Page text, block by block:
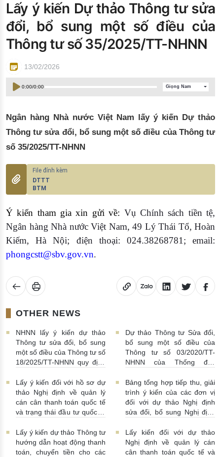
Đào tạo ISO
Lấy ý kiến Dự thảo Thông tư sửa
đổi, bổ sung một số điều của
Thông tư số 35/2025/TT-NHNN
13/02/2026
0:00/0:00 Giọng Nam
Ngân hàng Nhà nước Việt Nam lấy ý kiến Dự thảo
Thông tư sửa đổi, bổ sung một số điều của Thông tư
số 35/2025/TT-NHNN
DTTT
BTM
Ý kiến tham gia xin gửi về: Vụ Chính sách tiền tệ,
Ngân hàng Nhà nước Việt Nam, 49 Lý Thái Tổ, Hoàn
Kiếm, Hà Nội; điện thoại: 024.38268781; email:
phongcstt@sbv.gov.vn.
OTHER NEWS
NHNN lấy ý kiến dự thảo
Thông tư sửa đổi, bổ sung
một số điều của Thông tư số
18/2025/TT-NHNN quy định
sẻ thông tin của Hệ thống
thông tin phục vụ công tác
giám sát hoạt động QTDND
và tổ chức TCVM
Dự thảo Thông tư Sửa đổi,
bổ sung một số điều của
Thông tư số 03/2020/TT-
NHNN của Thống đốc
tiền của NHNN 03/08/2026 |
11:16:00
Lấy ý kiến đối với hồ sơ dự
thảo Nghị định về quản lý
cán cân thanh toán quốc tế
và trạng thái đầu tư quốc tế
10:00:00
Bảng tổng hợp tiếp thu, giải
trình ý kiến của các đơn vị
đối với dự thảo Nghị định
sửa đổi, bổ sung Nghị định
30/07/2026 | 09:09:00
Lấy ý kiến dự thảo Thông tư
hướng dẫn hoạt động thanh
toán, chuyển tiền cho các
Lấy kiến đối với dự thảo
Nghị định về quản lý cán
cân thanh toán quốc tế và